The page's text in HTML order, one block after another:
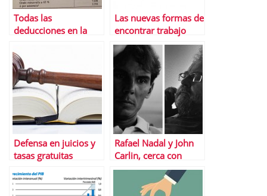
Todas las
deducciones en la
renta 2014
Las nuevas formas de
encontrar trabajo
Defensa en juicios y
tasas gratuitas
Rafael Nadal y John
Carlin, cerca con
Banco Sabadell